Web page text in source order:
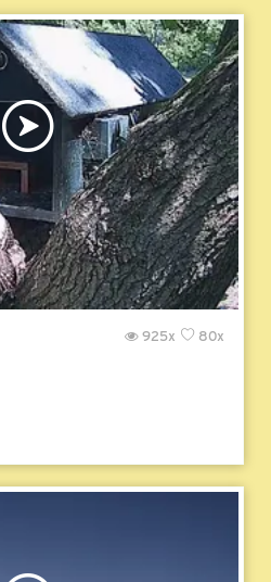
80x
925x